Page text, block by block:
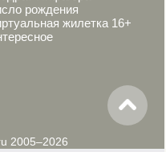
рождения
жилетка 16+
2005–2026